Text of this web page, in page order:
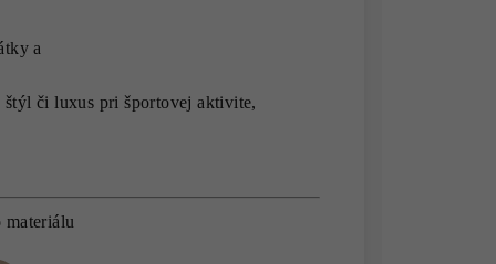
a
štýl či luxus pri športovej aktivite,
materiálu